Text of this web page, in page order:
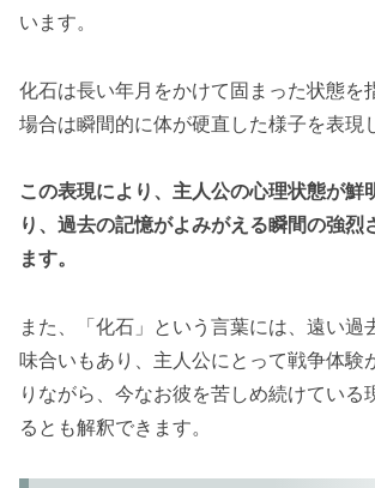
います。
化石は長い年月をかけて固まった状態を
場合は瞬間的に体が硬直した様子を表現
この表現により、主人公の心理状態が鮮
り、過去の記憶がよみがえる瞬間の強烈
ます。
また、「化石」という言葉には、遠い過
味合いもあり、主人公にとって戦争体験
りながら、今なお彼を苦しめ続けている
るとも解釈できます。